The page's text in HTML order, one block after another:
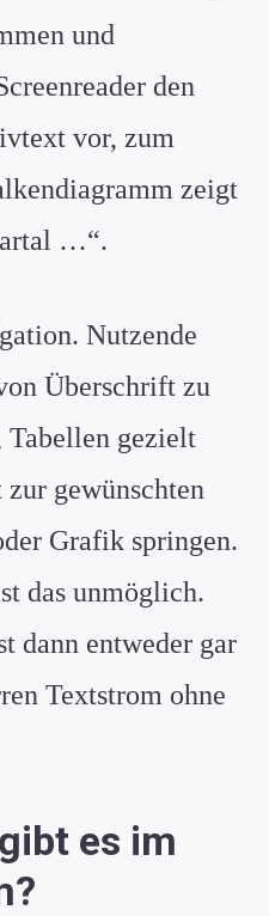
und
den
vor, zum
zeigt
…“.
Nutzende
Überschrift zu
Tabellen gezielt
gewünschten
Grafik springen.
das unmöglich.
dann entweder gar
Textstrom ohne
es im